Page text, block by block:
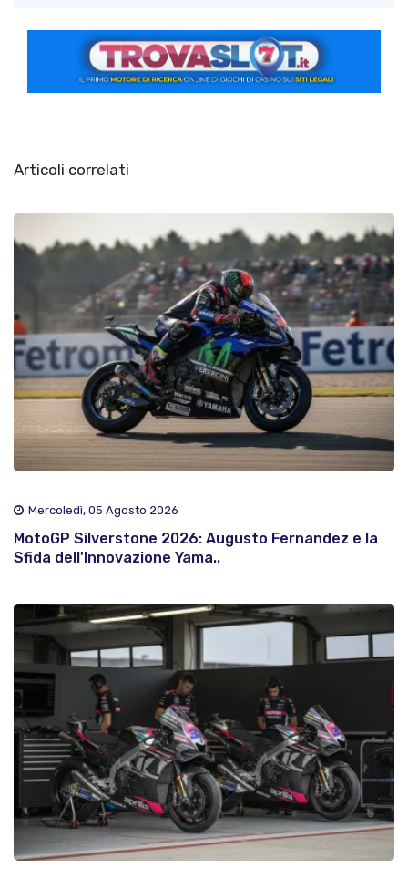
Articoli correlati
Mercoledì, 05 Agosto 2026
MotoGP Silverstone 2026: Augusto Fernandez e la
Sfida dell'Innovazione Yama..